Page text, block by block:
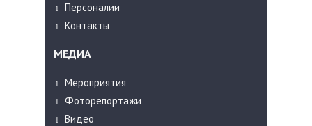
Персоналии
Контакты
МЕДИА
Мероприятия
Фоторепортажи
Видео